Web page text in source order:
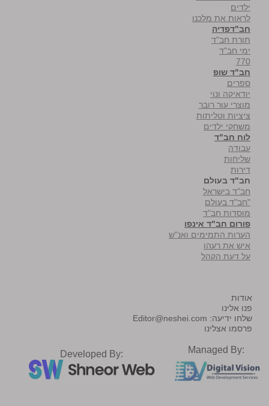
ילדים
לראות את מלכנו
חב"דפדיה
תורת חב"ד
ימי חב"ד
770
חב"ד שופ
ספרים
יודאיקה ונוי
מוצרי עור רובר
ציציות וטליתות
משחקי ילדים
לוח חב"ד
עבודה
שליחות
דירות
חב"ד בעולם
חב"ד בישראל
"חב"ד בעולם
מוסדות חב"ד
פורום חב"ד אינפו
הערות התמימים ואנ"ש
איש את רעהו
על דעת הקהל
אודות
פנו אלינו
שלחו ידיעה: Editor@neshei.com
פרסמו אצלינו
Developed By: Managed By: